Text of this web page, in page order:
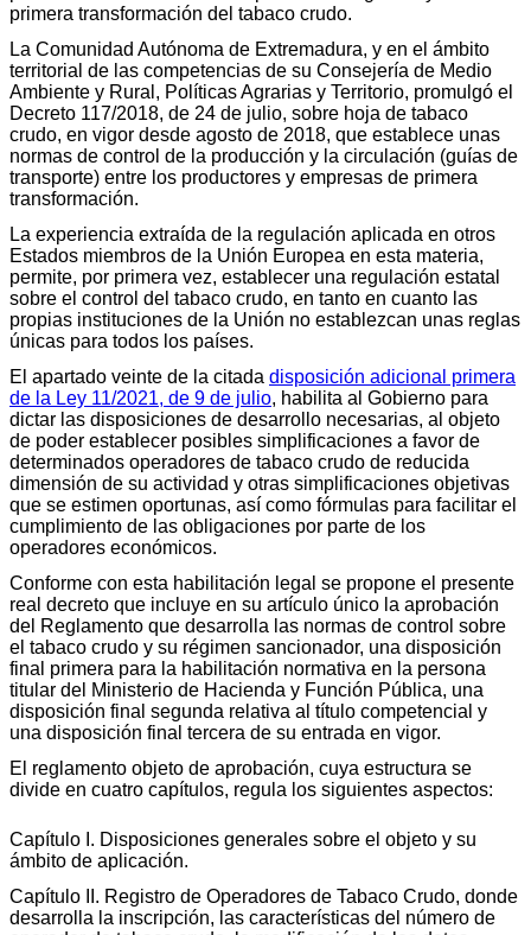
primera transformación del tabaco crudo.
La Comunidad Autónoma de Extremadura, y en el ámbito
territorial de las competencias de su Consejería de Medio
Ambiente y Rural, Políticas Agrarias y Territorio, promulgó el
Decreto 117/2018, de 24 de julio, sobre hoja de tabaco
crudo, en vigor desde agosto de 2018, que establece unas
normas de control de la producción y la circulación (guías de
transporte) entre los productores y empresas de primera
transformación.
La experiencia extraída de la regulación aplicada en otros
Estados miembros de la Unión Europea en esta materia,
permite, por primera vez, establecer una regulación estatal
sobre el control del tabaco crudo, en tanto en cuanto las
propias instituciones de la Unión no establezcan unas reglas
únicas para todos los países.
El apartado veinte de la citada disposición adicional primera
de la Ley 11/2021, de 9 de julio, habilita al Gobierno para
dictar las disposiciones de desarrollo necesarias, al objeto
de poder establecer posibles simplificaciones a favor de
determinados operadores de tabaco crudo de reducida
dimensión de su actividad y otras simplificaciones objetivas
que se estimen oportunas, así como fórmulas para facilitar el
cumplimiento de las obligaciones por parte de los
operadores económicos.
Conforme con esta habilitación legal se propone el presente
real decreto que incluye en su artículo único la aprobación
del Reglamento que desarrolla las normas de control sobre
el tabaco crudo y su régimen sancionador, una disposición
final primera para la habilitación normativa en la persona
titular del Ministerio de Hacienda y Función Pública, una
disposición final segunda relativa al título competencial y
una disposición final tercera de su entrada en vigor.
El reglamento objeto de aprobación, cuya estructura se
divide en cuatro capítulos, regula los siguientes aspectos:
Capítulo I. Disposiciones generales sobre el objeto y su
ámbito de aplicación.
Capítulo II. Registro de Operadores de Tabaco Crudo, donde
desarrolla la inscripción, las características del número de